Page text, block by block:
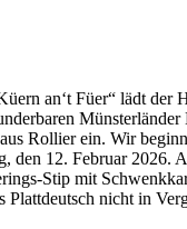
an‘t Füer“ lädt der
Münsterländer
Rollier ein. Wir
den 12. Februar 2026.
Stip mit
Plattdeutsch nicht in